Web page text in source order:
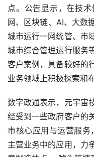
点。公告显示，在技
网、区块链、AI、大数
城市运行一网统管、市
城市综合管理运行服务
客户案例，具备较好的
业务领域上积极探索和
数字政通表示，元宇宙
经受到一些政府客户的
市核心应用与运营服
主营业务中的应用，力